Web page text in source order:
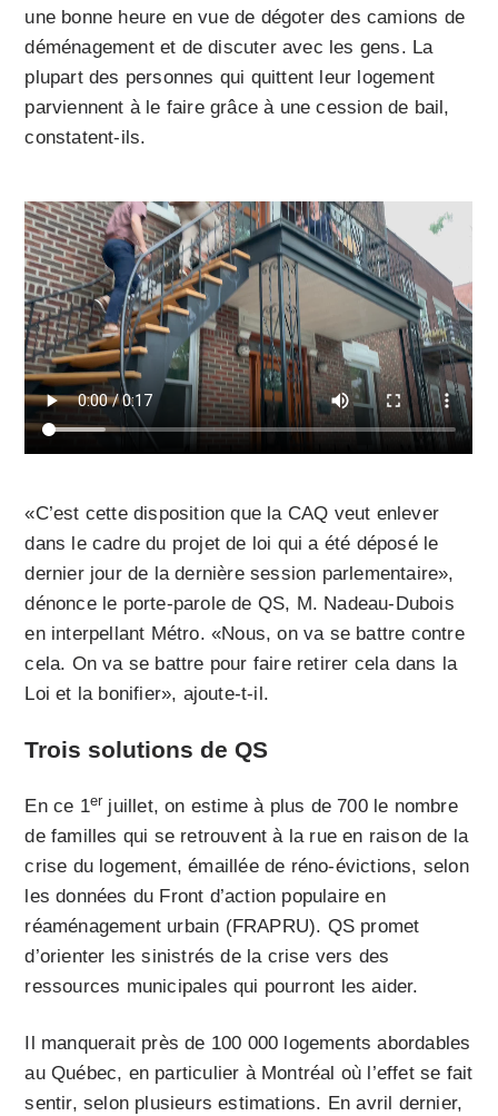
une bonne heure en vue de dégoter des camions de
déménagement et de discuter avec les gens. La
plupart des personnes qui quittent leur logement
parviennent à le faire grâce à une cession de bail,
constatent-ils.
«C’est cette disposition que la CAQ veut enlever
dans le cadre du projet de loi qui a été déposé le
dernier jour de la dernière session parlementaire»,
dénonce le porte-parole de QS, M. Nadeau-Dubois
en interpellant Métro. «Nous, on va se battre contre
cela. On va se battre pour faire retirer cela dans la
Loi et la bonifier», ajoute-t-il.
Trois solutions de QS
En ce 1er juillet, on estime à plus de 700 le nombre
de familles qui se retrouvent à la rue en raison de la
crise du logement, émaillée de réno-évictions, selon
les données du Front d’action populaire en
réaménagement urbain (FRAPRU). QS promet
d’orienter les sinistrés de la crise vers des
ressources municipales qui pourront les aider.
Il manquerait près de 100 000 logements abordables
au Québec, en particulier à Montréal où l’effet se fait
sentir, selon plusieurs estimations. En avril dernier,